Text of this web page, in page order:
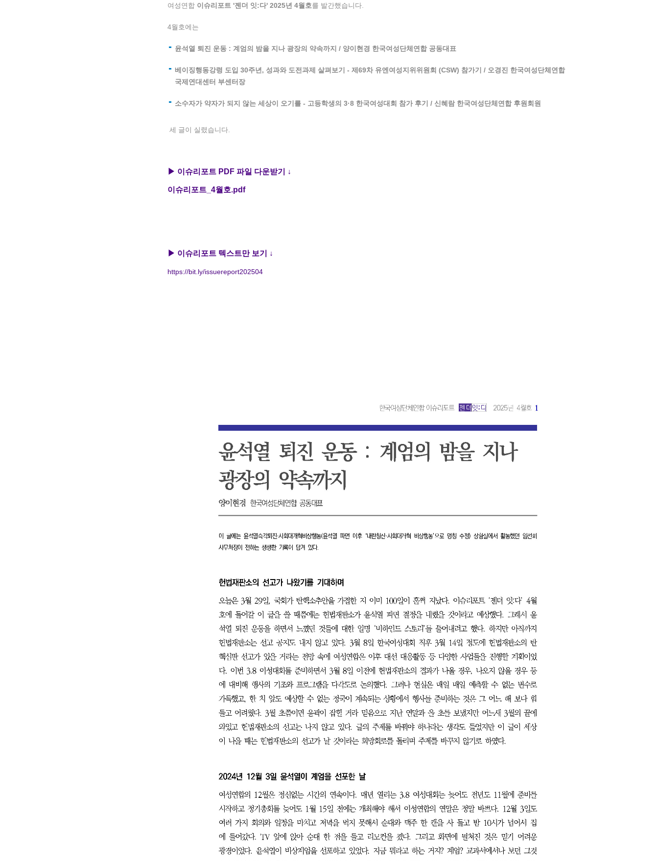
여성연합 이슈리포트 '젠더 잇:다' 2025년 4월호를 발간했습니다.
4월호에는
윤석열 퇴진 운동 : 계엄의 밤을 지나 광장의 약속까지 / 양이현경 한국여성단체연합 공동대표
베이징행동강령 도입 30주년, 성과와 도전과제 살펴보기 - 제69차 유엔여성지위위원회 (CSW) 참가기 / 오경진 한국여성단체연합
국제연대센터 부센터장
소수자가 약자가 되지 않는 세상이 오기를 - 고등학생의 3·8 한국여성대회 참가 후기 / 신혜람 한국여성단체연합 후원회원
세 글이 실렸습니다.
▶ 이슈리포트 PDF 파일 다운받기 ↓
이슈리포트_4월호.pdf
▶ 이슈리포트 텍스트만 보기 ↓
https://bit.ly/issuereport202504